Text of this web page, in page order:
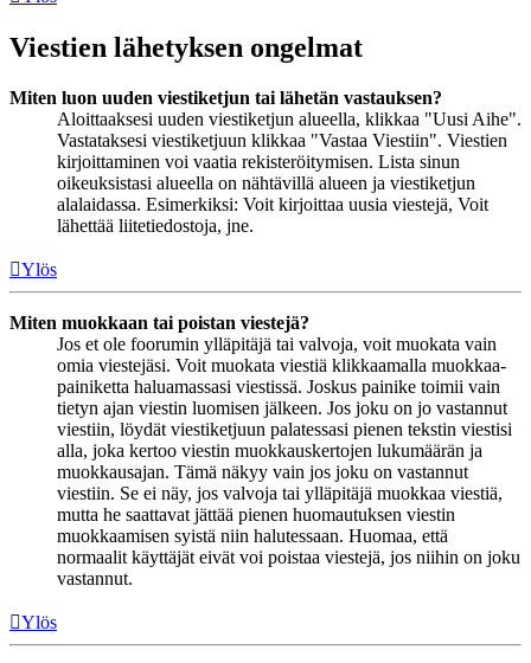
Viestien lähetyksen ongelmat
Miten luon uuden viestiketjun tai lähetän vastauksen?
Aloittaaksesi uuden viestiketjun alueella, klikkaa "Uusi Aihe".
Vastataksesi viestiketjuun klikkaa "Vastaa Viestiin". Viestien
kirjoittaminen voi vaatia rekisteröitymisen. Lista sinun
oikeuksistasi alueella on nähtävillä alueen ja viestiketjun
alalaidassa. Esimerkiksi: Voit kirjoittaa uusia viestejä, Voit
lähettää liitetiedostoja, jne.
Ylös
Miten muokkaan tai poistan viestejä?
Jos et ole foorumin ylläpitäjä tai valvoja, voit muokata vain
omia viestejäsi. Voit muokata viestiä klikkaamalla muokkaa-
painiketta haluamassasi viestissä. Joskus painike toimii vain
tietyn ajan viestin luomisen jälkeen. Jos joku on jo vastannut
viestiin, löydät viestiketjuun palatessasi pienen tekstin viestisi
alla, joka kertoo viestin muokkauskertojen lukumäärän ja
muokkausajan. Tämä näkyy vain jos joku on vastannut
viestiin. Se ei näy, jos valvoja tai ylläpitäjä muokkaa viestiä,
mutta he saattavat jättää pienen huomautuksen viestin
muokkaamisen syistä niin halutessaan. Huomaa, että
normaalit käyttäjät eivät voi poistaa viestejä, jos niihin on joku
vastannut.
Ylös